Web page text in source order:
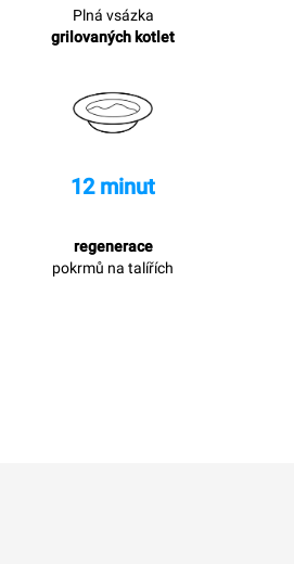
Plná vsázka
grilovaných kotlet
12 minut
regenerace
pokrmů na talířích